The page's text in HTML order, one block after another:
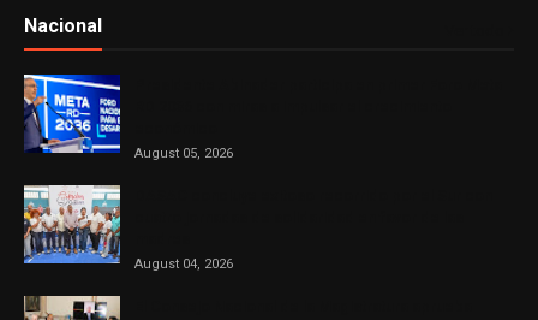
Nacional
August 05, 2026
August 04, 2026